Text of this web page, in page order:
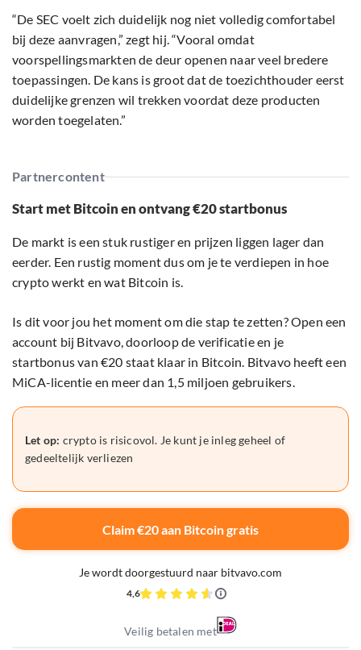
“De SEC voelt zich duidelijk nog niet volledig comfortabel
bij deze aanvragen,” zegt hij. “Vooral omdat
voorspellingsmarkten de deur openen naar veel bredere
toepassingen. De kans is groot dat de toezichthouder eerst
duidelijke grenzen wil trekken voordat deze producten
worden toegelaten.”
Partnercontent
Start met Bitcoin en ontvang €20 startbonus
De markt is een stuk rustiger en prijzen liggen lager dan
eerder. Een rustig moment dus om je te verdiepen in hoe
crypto werkt en wat Bitcoin is.
Is dit voor jou het moment om die stap te zetten? Open een
account bij Bitvavo, doorloop de verificatie en je
startbonus van €20 staat klaar in Bitcoin. Bitvavo heeft een
MiCA-licentie en meer dan 1,5 miljoen gebruikers.
Let op: crypto is risicovol. Je kunt je inleg geheel of
gedeeltelijk verliezen
Claim €20 aan Bitcoin gratis
Je wordt doorgestuurd naar bitvavo.com
4,6
Veilig betalen met